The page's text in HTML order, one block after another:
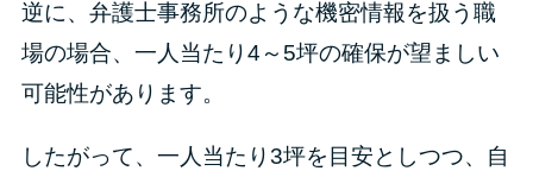
逆に、弁護士事務所のような機密情報を扱う職
場の場合、一人当たり4～5坪の確保が望ましい
可能性があります。
したがって、一人当たり3坪を目安としつつ、自